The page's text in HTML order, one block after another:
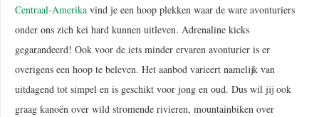
Centraal-Amerika vind je een hoop plekken waar de ware avonturiers
onder ons zich kei hard kunnen uitleven. Adrenaline kicks
gegarandeerd! Ook voor de iets minder ervaren avonturier is er
overigens een hoop te beleven. Het aanbod varieert namelijk van
uitdagend tot simpel en is geschikt voor jong en oud. Dus wil jij ook
graag kanoën over wild stromende rivieren, mountainbiken over